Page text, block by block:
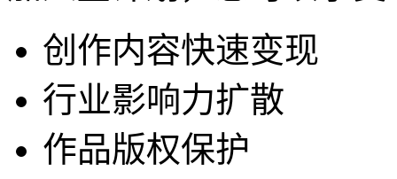
创作内容快速变现
行业影响力扩散
作品版权保护